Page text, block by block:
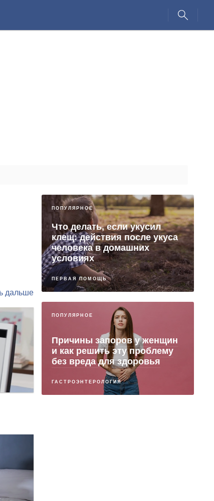
ПОПУЛЯРНОЕ
Что делать, если укусил
клещ: действия после укуса
человека в домашних
условиях
ПЕРВАЯ ПОМОЩЬ
ПОПУЛЯРНОЕ
Причины запоров у женщин
и как решить эту проблему
без вреда для здоровья
ГАСТРОЭНТЕРОЛОГИЯ